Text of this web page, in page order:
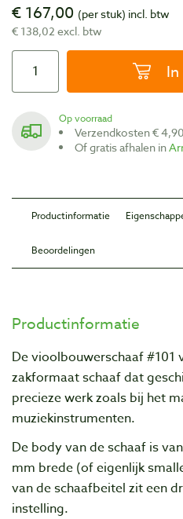
€ 167,00 (per stuk) incl. btw
€ 138,02 excl. btw
Op voorraad
Verzendkosten € 4,90
Of gratis afhalen in
Productinformatie
Beoordelingen
Productinformatie
De vioolbouwerschaaf #101
zakformaat schaaf dat
precieze werk zoals bij het
muziekinstrumenten.
De body van de schaaf is
mm brede (of eigenlijk
van de schaafbeitel zit een
instelling.